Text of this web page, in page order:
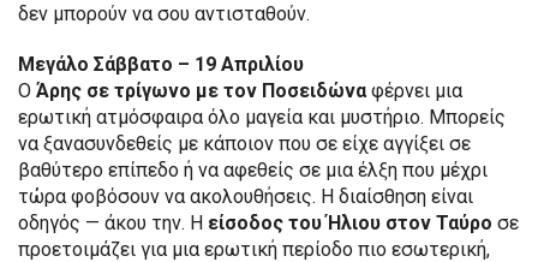
δεν μπορούν να σου αντισταθούν.
Μεγάλο Σάββατο – 19 Απριλίου
Ο Άρης σε τρίγωνο με τον Ποσειδώναφέρνει μια
ερωτική ατμόσφαιρα όλο μαγεία και μυστήριο. Μπορείς
να ξανασυνδεθείς με κάποιον που σε είχε αγγίξει σε
βαθύτερο επίπεδο ή να αφεθείς σε μια έλξη που μέχρι
τώρα φοβόσουν να ακολουθήσεις. Η διαίσθηση είναι
οδηγός — άκου την. Η είσοδος του Ήλιου στον Ταύρο σε
προετοιμάζει για μια ερωτική περίοδο πιο εσωτερική,